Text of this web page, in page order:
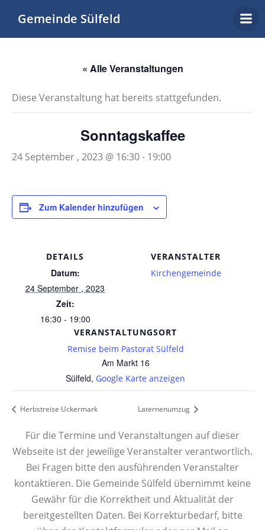
springen
Gemeinde Sülfeld
« Alle Veranstaltungen
Diese Veranstaltung hat bereits stattgefunden.
Sonntagskaffee
24 September , 2023 @ 16:30- 19:00
Zum Kalender hinzufügen
DETAILS
Datum:
24 September , 2023
Zeit:
16:30 - 19:00
VERANSTALTUNGSORT
Remise beim Pastorat Sülfeld
Am Markt 16
Sülfeld, Google Karte anzeigen
VERANSTALTER
Kirchengemeinde
Herbstreise Uckermark Laternenumzug
Für die Termine und Veranstaltungen auf dieser
Webseite ist der jeweilige Veranstalter verantwortlich.
Bei Fragen bitte den ausführenden Veranstalter
kontaktieren. Die Gemeinde Sülfeld übernimmt keine
Gewähr für die Korrektheit und Aktualität der
bereitgestellten Daten. Bei Korrekturbedarf, bitte